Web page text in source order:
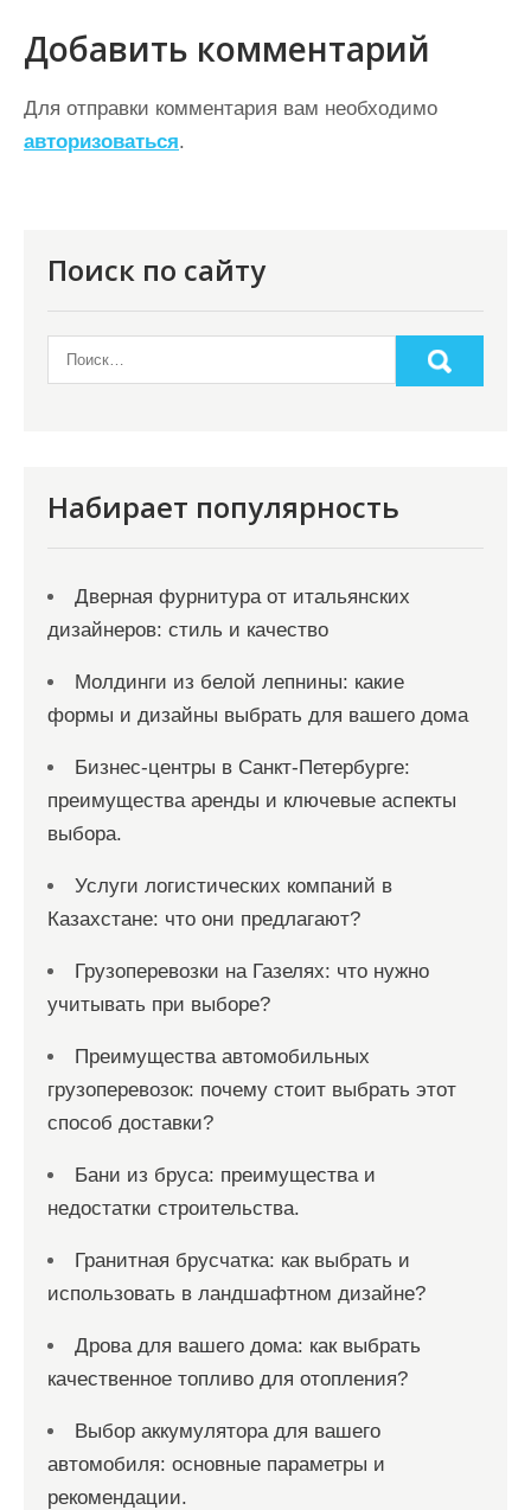
Добавить комментарий
Для отправки комментария вам необходимо
авторизоваться.
Поиск по сайту
Набирает популярность
Дверная фурнитура от итальянских
дизайнеров: стиль и качество
Молдинги из белой лепнины: какие
формы и дизайны выбрать для вашего дома
Бизнес-центры в Санкт-Петербурге:
преимущества аренды и ключевые аспекты
выбора.
Услуги логистических компаний в
Казахстане: что они предлагают?
Грузоперевозки на Газелях: что нужно
учитывать при выборе?
Преимущества автомобильных
грузоперевозок: почему стоит выбрать этот
способ доставки?
Бани из бруса: преимущества и
недостатки строительства.
Гранитная брусчатка: как выбрать и
использовать в ландшафтном дизайне?
Дрова для вашего дома: как выбрать
качественное топливо для отопления?
Выбор аккумулятора для вашего
автомобиля: основные параметры и
рекомендации.